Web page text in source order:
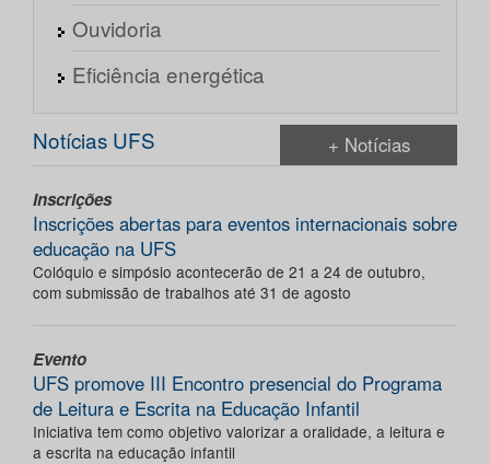
Ouvidoria
Eficiência energética
Notícias UFS + Notícias
Inscrições
Inscrições abertas para eventos internacionais sobre
educação na UFS
Colóquio e simpósio acontecerão de 21 a 24 de outubro,
com submissão de trabalhos até 31 de agosto
Evento
UFS promove III Encontro presencial do Programa
de Leitura e Escrita na Educação Infantil
Iniciativa tem como objetivo valorizar a oralidade, a leitura e
a escrita na educação infantil